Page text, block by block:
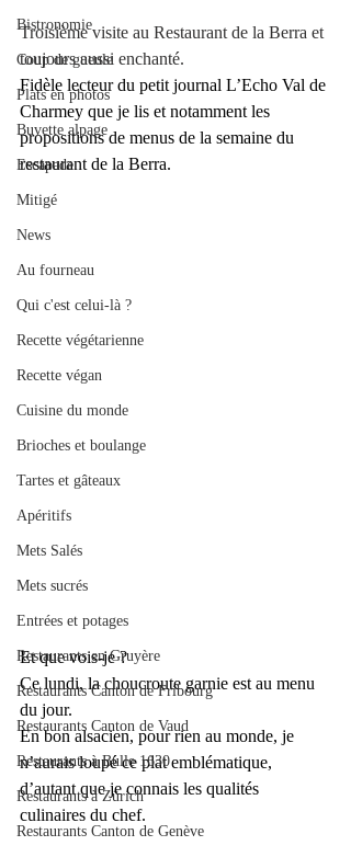
Bistronomie
Coup de gueule
Plats en photos
Buvette alpage
Escapade
Mitigé
News
Au fourneau
Qui c'est celui-là ?
Recette végétarienne
Recette végan
Cuisine du monde
Brioches et boulange
Tartes et gâteaux
Apéritifs
Mets Salés
Mets sucrés
Entrées et potages
Restaurants en Gruyère
Restaurants Canton de Fribourg
Restaurants Canton de Vaud
Restaurants à Bulle 1630
Restaurants à Zürich
Restaurants Canton de Genève
Troisième visite au Restaurant de la Berra et
toujours aussi enchanté.
Fidèle lecteur du petit journal L’Echo Val de
Charmey que je lis et notamment les
propositions de menus de la semaine du
restaurant de la Berra.
Et que vois-je ?
Ce lundi, la choucroute garnie est au menu
du jour.
En bon alsacien, pour rien au monde, je
n’aurais loupé ce plat emblématique,
d’autant que je connais les qualités
culinaires du chef.